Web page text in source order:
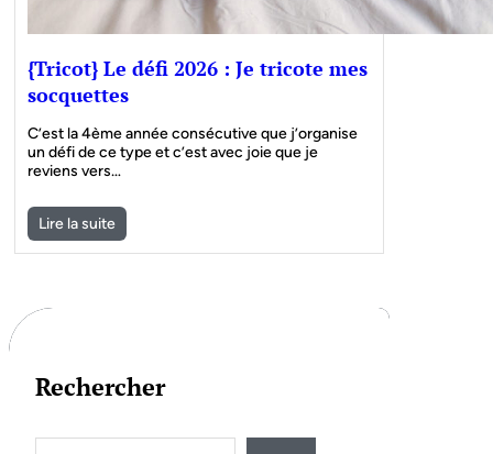
{Tricot} Le défi 2026 : Je tricote mes
socquettes
C’est la 4ème année consécutive que j’organise
un défi de ce type et c’est avec joie que je
reviens vers…
Lire la suite
Rechercher